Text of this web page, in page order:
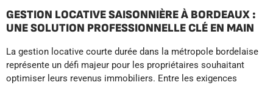
GESTION LOCATIVE SAISONNIÈRE À BORDEAUX :
UNE SOLUTION PROFESSIONNELLE CLÉ EN MAIN
La gestion locative courte durée dans la métropole bordelaise
représente un défi majeur pour les propriétaires souhaitant
optimiser leurs revenus immobiliers. Entre les exigences